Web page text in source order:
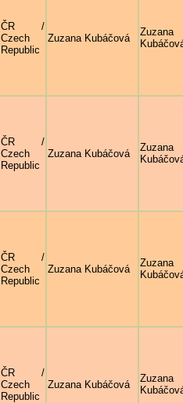
ČR /
Czech
Republic
Zuzana Kubáčová
Zuzana
ČR /
Czech
Republic
Zuzana Kubáčová
Zuzana
ČR /
Czech
Republic
Zuzana Kubáčová
Zuzana
ČR /
Czech
Republic
Zuzana Kubáčová
Zuzana